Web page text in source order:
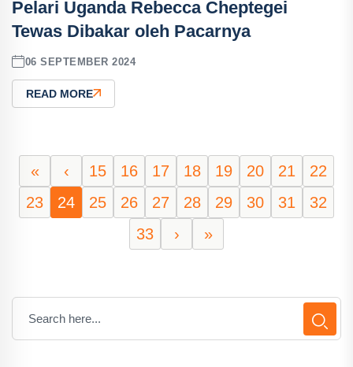
Pelari Uganda Rebecca Cheptegei
Tewas Dibakar oleh Pacarnya
06 SEPTEMBER 2024
READ MORE
« ‹ 15 16 17 18 19 20 21
22
23
24 25 26 27 28 29 30 31
32
33
› »